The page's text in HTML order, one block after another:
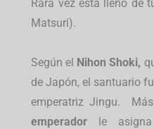
Rara vez está lleno de
Matsuri).
Según el Nihon Shoki,
de Japón, el santuario
emperatriz Jingu.
emperador le